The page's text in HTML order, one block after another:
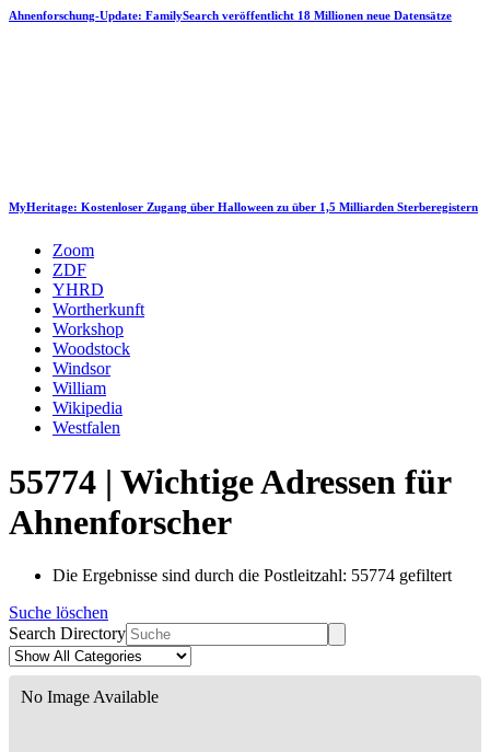
Ahnenforschung-Update: FamilySearch veröffentlicht 18 Millionen neue Datensätze
MyHeritage: Kostenloser Zugang über Halloween zu über 1,5 Milliarden Sterberegistern
Zoom
ZDF
YHRD
Wortherkunft
Workshop
Woodstock
Windsor
William
Wikipedia
Westfalen
55774 | Wichtige Adressen für
Ahnenforscher
Die Ergebnisse sind durch die Postleitzahl: 55774 gefiltert
Suche löschen
Search Directory
No Image Available